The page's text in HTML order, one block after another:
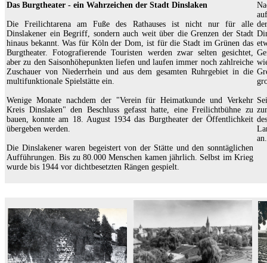
Das Burgtheater - ein Wahrzeichen der Stadt Dinslaken
Die Freilichtarena am Fuße des Rathauses ist nicht nur für alle
Dinslakener ein Begriff, sondern auch weit über die Grenzen der Stadt
hinaus bekannt. Was für Köln der Dom, ist für die Stadt im Grünen das
Burgtheater. Fotografierende Touristen werden zwar selten gesichtet,
aber zu den Saisonhöhepunkten liefen und laufen immer noch zahlreiche
Zuschauer von Niederrhein und aus dem gesamten Ruhrgebiet in die
multifunktionale Spielstätte ein.
Wenige Monate nachdem der "Verein für Heimatkunde und Verkehr
Kreis Dinslaken" den Beschluss gefasst hatte, eine Freilichtbühne zu
bauen, konnte am 18. August 1934 das Burgtheater der Öffentlichkeit
übergeben werden.
Die Dinslakener waren begeistert von der Stätte und den sonntäglichen
Aufführungen. Bis zu 80.000 Menschen kamen jährlich. Selbst im Krieg
wurde bis 1944 vor dichtbesetzten Rängen gespielt.
an.